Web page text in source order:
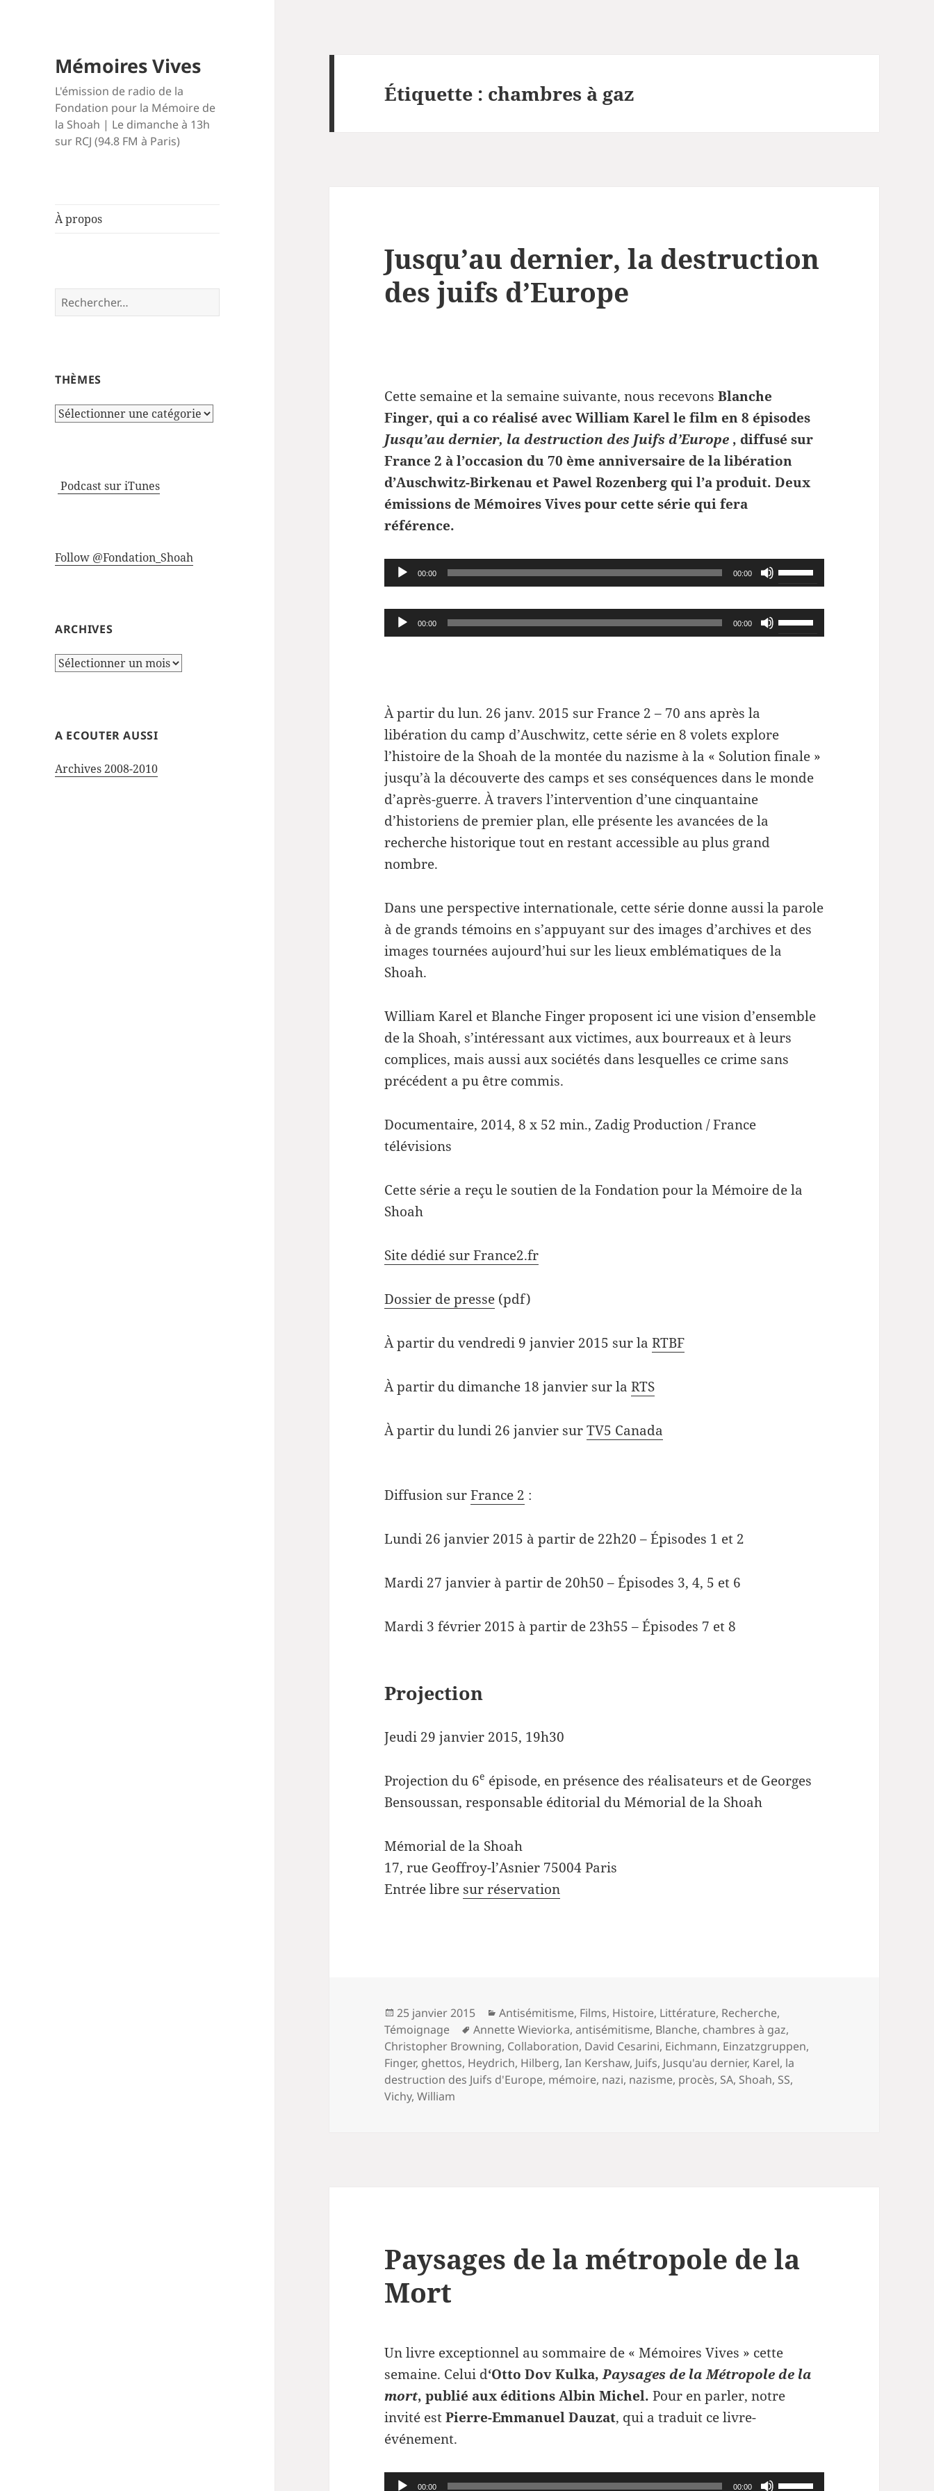
Mémoires Vives
L'émission de radio de la
Fondation pour la Mémoire de
la Shoah | Le dimanche à 13h
sur RCJ (94.8 FM à Paris)
À propos
Rechercher :
THÈMES
Thèmes
Podcast sur iTunes
Follow @Fondation_Shoah
ARCHIVES
Archives
A ECOUTER AUSSI
Archives 2008-2010
Étiquette : chambres à gaz
Jusqu’au dernier, la destruction
des juifs d’Europe
Cette semaine et la semaine suivante, nous recevonsBlanche
Finger, qui a co réalisé avec William Karel le film en 8 épisodes
Jusqu’au dernier, la destruction des Juifs d’Europe , diffusé sur
France 2 à l’occasion du 70 ème anniversaire de la libération
d’Auschwitz-Birkenau et Pawel Rozenberg qui l’a produit. Deux
émissions de Mémoires Vives pour cette série qui fera
référence.
Lecteur
audio
00:00 00:00
Utilisez
les
flèches
haut/bas
le
volume.
Lecteur
audio
00:00 00:00
Utilisez
les
ou
diminuer
À partir du lun. 26 janv. 2015 sur France 2 – 70 ans après la
libération du camp d’Auschwitz, cette série en 8 volets explore
l’histoire de la Shoah de la montée du nazisme à la « Solution finale »
jusqu’à la découverte des camps et ses conséquences dans le monde
d’après-guerre. À travers l’intervention d’une cinquantaine
d’historiens de premier plan, elle présente les avancées de la
recherche historique tout en restant accessible au plus grand
nombre.
Dans une perspective internationale, cette série donne aussi la parole
à de grands témoins en s’appuyant sur des images d’archives et des
images tournées aujourd’hui sur les lieux emblématiques de la
Shoah.
William Karel et Blanche Finger proposent ici une vision d’ensemble
de la Shoah, s’intéressant aux victimes, aux bourreaux et à leurs
complices, mais aussi aux sociétés dans lesquelles ce crime sans
précédent a pu être commis.
Documentaire, 2014, 8 x 52 min., Zadig Production / France
télévisions
Cette série a reçu le soutien de la Fondation pour la Mémoire de la
Shoah
Site dédié sur France2.fr
Dossier de presse (pdf)
À partir du vendredi 9 janvier 2015 sur laRTBF
À partir du dimanche 18 janvier sur laRTS
À partir du lundi 26 janvier surTV5 Canada
Diffusion surFrance 2 :
Lundi 26 janvier 2015 à partir de 22h20 – Épisodes 1 et 2
Mardi 27 janvier à partir de 20h50 – Épisodes 3, 4, 5 et 6
Mardi 3 février 2015 à partir de 23h55 – Épisodes 7 et 8
Projection
Jeudi 29 janvier 2015, 19h30
Projection du 6e épisode, en présence des réalisateurs et de Georges
Bensoussan, responsable éditorial du Mémorial de la Shoah
Mémorial de la Shoah
17, rue Geoffroy-l’Asnier 75004 Paris
Entrée libre sur réservation
Publié
le
25 janvier 2015 Catégories
Antisémitisme, Films, Histoire, Littérature, Recherche,
Témoignage
Mots-
clés
Annette Wieviorka,antisémitisme, Blanche, chambres à gaz,
Christopher Browning, Collaboration, David Cesarini, Eichmann, Einzatzgruppen,
Finger, ghettos, Heydrich, Hilberg,Ian Kershaw, Juifs, Jusqu'au dernier, Karel, la
destruction des Juifs d'Europe, mémoire, nazi, nazisme, procès, SA, Shoah, SS,
Vichy,William
Paysages de la métropole de la
Mort
Un livre exceptionnel au sommaire de « Mémoires Vives » cette
semaine. Celui d‘Otto Dov Kulka,Paysages de la Métropole de la
mort, publié aux éditions Albin Michel. Pour en parler, notre
invité estPierre-Emmanuel Dauzat, qui a traduit ce livre-
événement.
Lecteur
00:00 00:00 Utilisez